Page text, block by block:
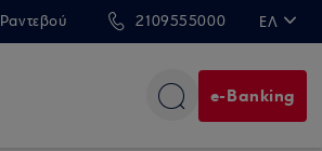
Ραντεβού 2109555000 ΕΛ
e-Banking